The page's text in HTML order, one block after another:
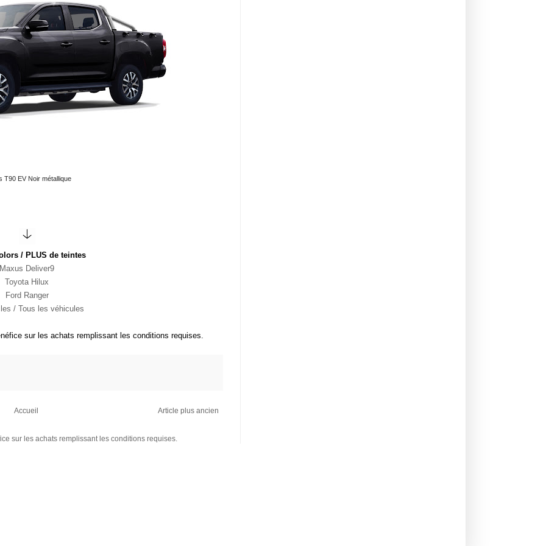
T90 EV Noir métallique
/ PLUS de teintes
Maxus Deliver9
Toyota Hilux
Ford Ranger
/ Tous les véhicules
sur les achats remplissant les conditions requises.
Article plus ancien
Accueil
sur les achats remplissant les conditions requises.